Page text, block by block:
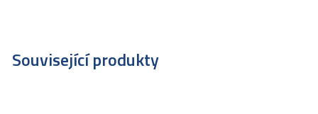
Související produkty